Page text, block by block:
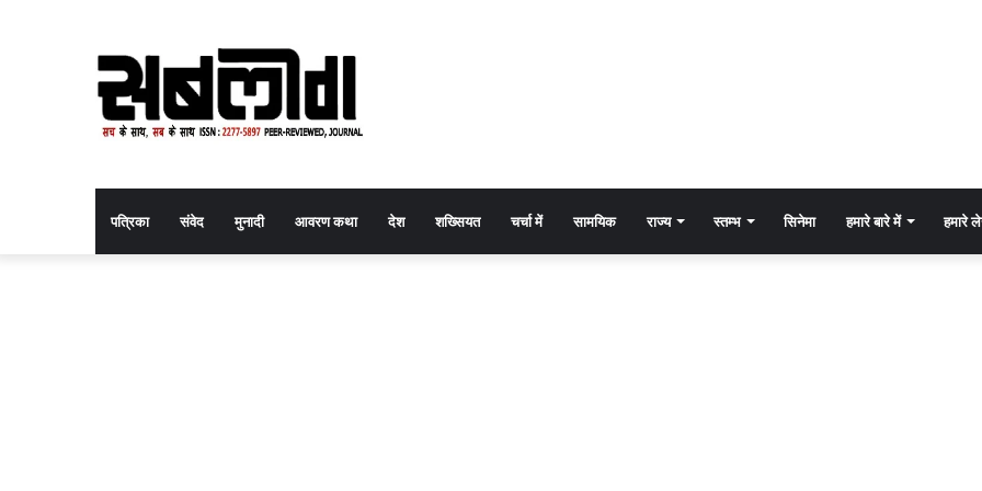
पत्रिका संवेद मुनादी आवरण कथा देश शख्सियत चर्चा में सामयिक राज्य स्तम्भ सिनेमा हमारे बारे में हमारे